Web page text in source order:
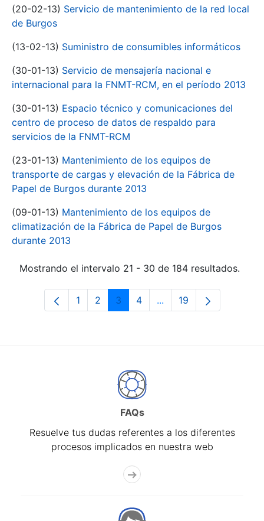
(20-02-13) Servicio de mantenimiento de la red local
de Burgos
(13-02-13) Suministro de consumibles informáticos
(30-01-13) Servicio de mensajería nacional e
internacional para la FNMT-RCM, en el período 2013
(30-01-13) Espacio técnico y comunicaciones del
centro de proceso de datos de respaldo para
servicios de la FNMT-RCM
(23-01-13) Mantenimiento de los equipos de
transporte de cargas y elevación de la Fábrica de
Papel de Burgos durante 2013
(09-01-13) Mantenimiento de los equipos de
climatización de la Fábrica de Papel de Burgos
durante 2013
Mostrando el intervalo 21 - 30 de 184 resultados.
Página
1 Página
2 Página
3 Página
4 ...Páginas intermedias
Página
19
FAQs
Resuelve tus dudas referentes a los diferentes
procesos implicados en nuestra web